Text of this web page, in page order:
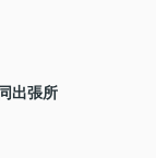
出張所